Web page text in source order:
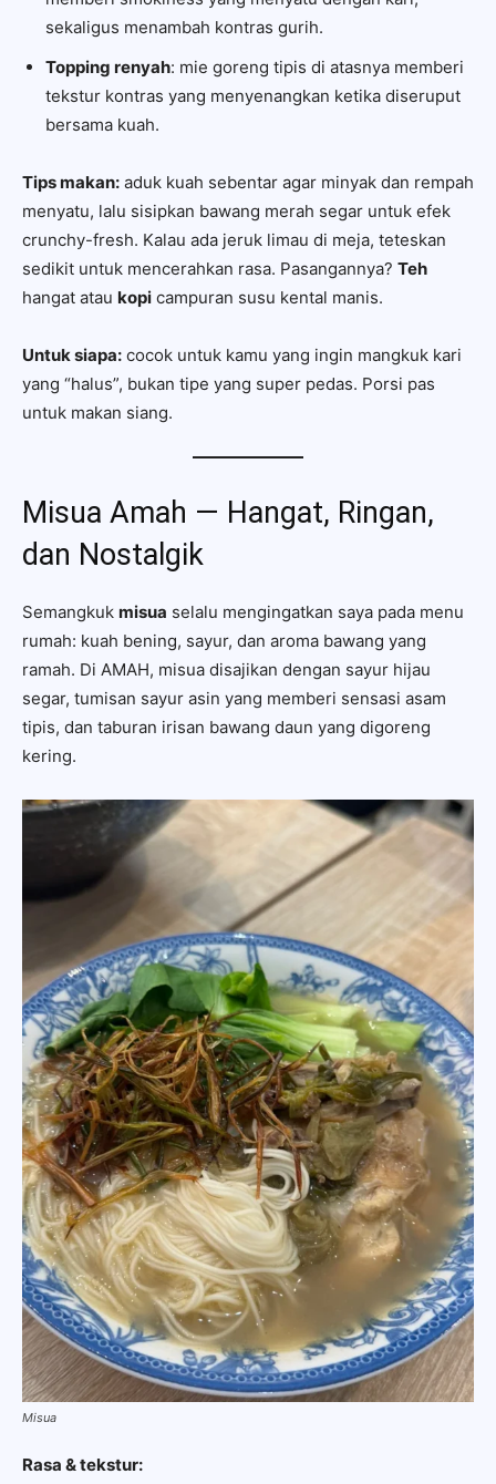
sekaligus menambah kontras gurih.
Topping renyah: mie goreng tipis di atasnya memberi
tekstur kontras yang menyenangkan ketika diseruput
bersama kuah.
Tips makan: aduk kuah sebentar agar minyak dan rempah
menyatu, lalu sisipkan bawang merah segar untuk efek
crunchy-fresh. Kalau ada jeruk limau di meja, teteskan
sedikit untuk mencerahkan rasa. Pasangannya? Teh
hangat atau kopi campuran susu kental manis.
Untuk siapa: cocok untuk kamu yang ingin mangkuk kari
yang “halus”, bukan tipe yang super pedas. Porsi pas
untuk makan siang.
Misua Amah — Hangat, Ringan,
dan Nostalgik
Semangkuk misua selalu mengingatkan saya pada menu
rumah: kuah bening, sayur, dan aroma bawang yang
ramah. Di AMAH, misua disajikan dengan sayur hijau
segar, tumisan sayur asin yang memberi sensasi asam
tipis, dan taburan irisan bawang daun yang digoreng
kering.
Misua
Rasa & tekstur: